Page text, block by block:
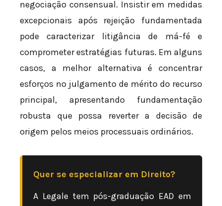
negociação consensual. Insistir em medidas
excepcionais após rejeição fundamentada
pode caracterizar litigância de má-fé e
comprometer estratégias futuras. Em alguns
casos, a melhor alternativa é concentrar
esforços no julgamento de mérito do recurso
principal, apresentando fundamentação
robusta que possa reverter a decisão de
origem pelos meios processuais ordinários.
Quer se especializar em Direito?
A Legale tem pós-graduação EAD em